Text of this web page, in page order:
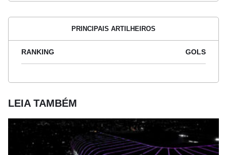
LEIA TAMBÉM
PRINCIPAIS ARTILHEIROS
RANKING GOLS